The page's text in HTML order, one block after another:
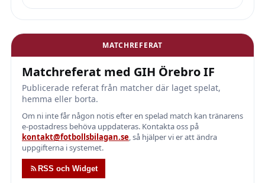
MATCHREFERAT
Matchreferat med GIH Örebro IF
Publicerade referat från matcher där laget spelat,
hemma eller borta.
Om ni inte får någon notis efter en spelad match kan tränarens
e-postadress behöva uppdateras. Kontakta oss på
kontakt@fotbollsbilagan.se, så hjälper vi er att ändra
uppgifterna i systemet.
RSS och Widget